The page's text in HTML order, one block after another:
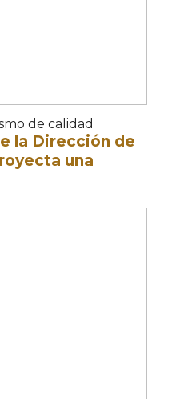
de calidad
la Dirección de
una